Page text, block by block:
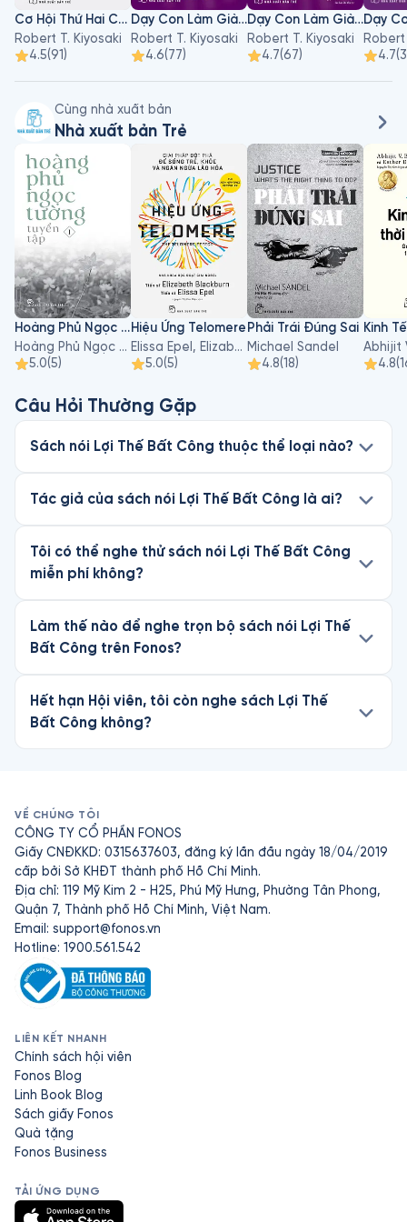
khắp thế giới, đồng thời viết một chuyên mục hàng tuần trên
trang Yahoo Tài chính. Kiyosaki chia sẻ ông muốn có một
công cụ giúp độc giả của mình có cái nhìn đúng đắn về tiền
bạc, chứ không từng bước dẫn dắt họ tới thành công.
Cơ Hội Thứ Hai Cho Tiền Bạc Và Cuộc Đời Của Bạn Và Cho Thế Giới Của Chúng Ta
Robert T. Kiyosaki
4.5(91)
Dạy Con Làm Giàu - Tập 10: Trước Khi Bạn Thôi Việc
Robert T. Kiyosaki
4.6(77)
Dạy Con Làm Giàu - Tập 11: Trường Dạy Kinh Doanh Cho Những Người Thích Giúp Đỡ Người Khác
Robert T. Kiyosaki
4.7(67)
Robert
4.7(
Cùng nhà xuất bản
Nhà xuất bản Trẻ
Hoàng Phủ Ngọc Tường - Tập 1
Hoàng Phủ Ngọc Tường
5.0(5)
Hiệu Ứng Telomere
Elissa Epel, Elizabeth Blackburn
5.0(5)
Phải Trái Đúng Sai
Michael Sandel
4.8(18) 4.8(
Câu Hỏi Thường Gặp
Sách nói Lợi Thế Bất Công thuộc thể loại nào?
Tác giả của sách nói Lợi Thế Bất Công là ai?
Tôi có thể nghe thử sách nói Lợi Thế Bất Công
miễn phí không?
Làm thế nào để nghe trọn bộ sách nói Lợi Thế
Bất Công trên Fonos?
Hết hạn Hội viên, tôi còn nghe sách Lợi Thế
Bất Công không?
VỀ CHÚNG TÔI
CÔNG TY CỔ PHẦN FONOS
Giấy CNĐKKD: 0315637603, đăng ký lần đầu ngày 18/04/2019
cấp bởi Sở KHĐT thành phố Hồ Chí Minh.
Địa chỉ: 119 Mỹ Kim 2 - H25, Phú Mỹ Hưng, Phường Tân Phong,
Quận 7, Thành phố Hồ Chí Minh, Việt Nam.
Email: support@fonos.vn
Hotline: 1900.561.542
LIÊN KẾT NHANH
Chính sách hội viên
Fonos Blog
Linh Book Blog
Sách giấy Fonos
Quà tặng
Fonos Business
TẢI ỨNG DỤNG